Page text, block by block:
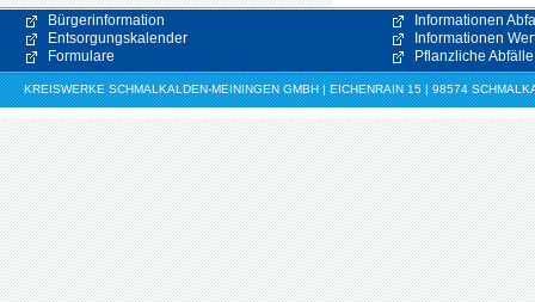
Bürgerinformation
Entsorgungskalender
Formulare
Informationen
Informationen
Pflanzliche Abfälle
KREISWERKE SCHMALKALDEN-MEININGEN GMBH | EICHENRAIN 15 | 98574